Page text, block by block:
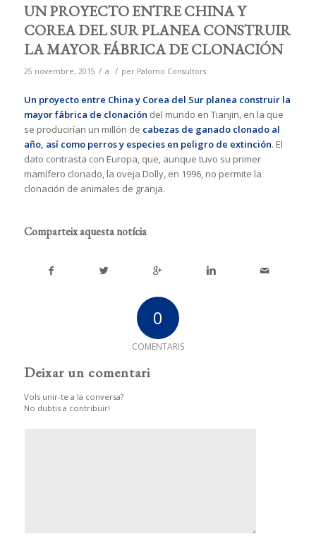
UN PROYECTO ENTRE CHINA Y
COREA DEL SUR PLANEA CONSTRUIR
LA MAYOR FÁBRICA DE CLONACIÓN
25 novembre, 2015 / a / per Palomo Consultors
Un proyecto entre China y Corea del Sur planea construir la
mayor fábrica de clonación del mundo en Tianjin, en la que
se producirían un millón de cabezas de ganado clonado al
año, así como perros y especies en peligro de extinción. El
dato contrasta con Europa, que, aunque tuvo su primer
mamífero clonado, la oveja Dolly, en 1996, no permite la
clonación de animales de granja.
Comparteix aquesta notícia
0
COMENTARIS
Deixar un comentari
Vols unir-te a la conversa?
No dubtis a contribuir!